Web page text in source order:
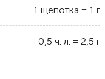
1 щепотка = 1 г
0,5 ч. л. = 2,5 г